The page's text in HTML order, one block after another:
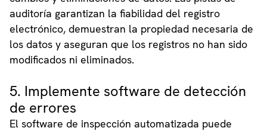
auditoría garantizan la fiabilidad del registro
electrónico, demuestran la propiedad necesaria de
los datos y aseguran que los registros no han sido
modificados ni eliminados.
5. Implemente software de detección
de errores
El software de inspección automatizada puede